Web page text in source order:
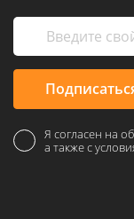
Я согласен на
а также с